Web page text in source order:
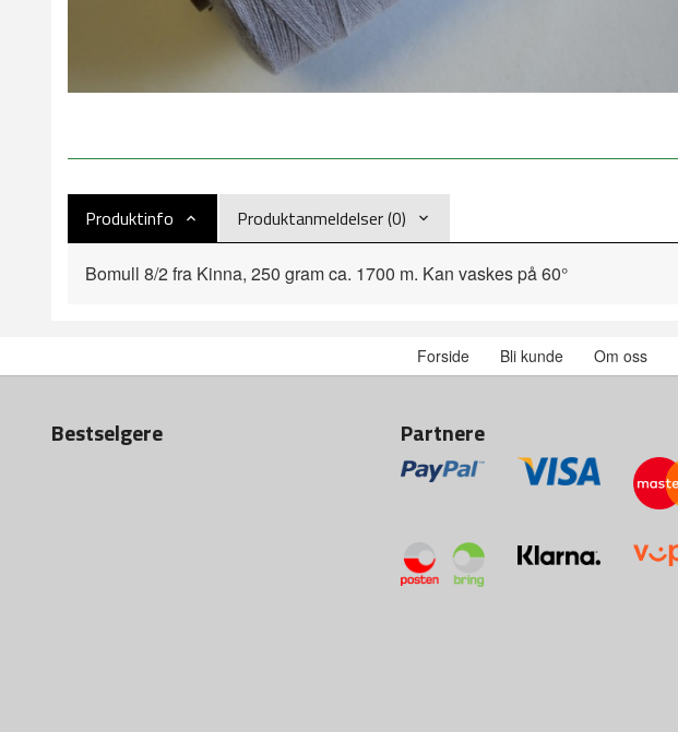
Produktinfo Produktanmeldelser (0)
Bomull 8/2 fra Kinna, 250 gram ca. 1700 m. Kan vaskes på 60°
Forside Bli kunde Om oss
Bestselgere Partnere